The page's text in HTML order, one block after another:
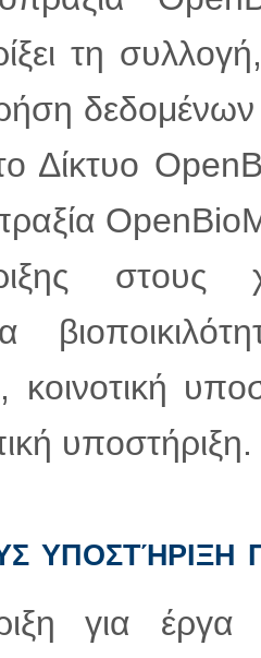
τη
δεδομένων
Δίκτυο
στους
κοινοτική
υποστήριξη.
για έργα